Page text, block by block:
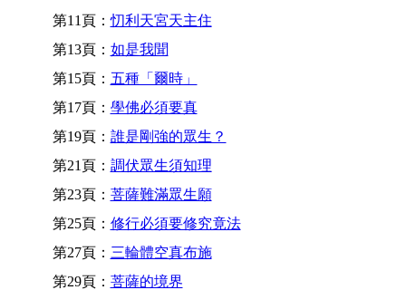
第11頁：忉利天宮天主住
第13頁： 如是我聞
第15頁： 五種「爾時」
第17頁： 學佛必須要真
第19頁： 誰是剛強的眾生？
第21頁： 調伏眾生須知理
第23頁： 菩薩難滿眾生願
第25頁： 修行必須要修究竟法
第27頁： 三輪體空真布施
第29頁： 菩薩的境界